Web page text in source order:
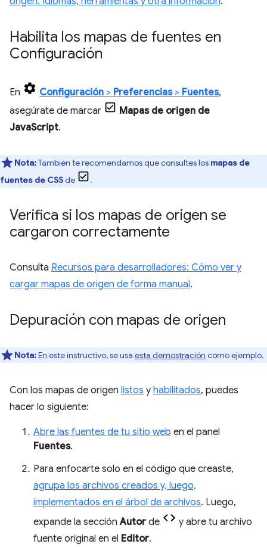
Habilita los mapas de fuentes en
Configuración
En Configuración > Preferencias> Fuentes,
asegúrate de marcar
Mapas de origen de
JavaScript.
Nota:También te recomendamos que consultes los mapas de
fuentes de CSSde .
Verifica si los mapas de origen se
cargaron correctamente
Consulta Recursos para desarrolladores: Cómo ver y
cargar mapas de origen de forma manual.
Depuración con mapas de origen
Nota:En este instructivo, se usa esta demostración como ejemplo.
Con los mapas de origen listos y habilitados, puedes
hacer lo siguiente:
Abre las fuentes de tu sitio web en el panel
Fuentes.
Para enfocarte solo en el código que creaste,
agrupa los archivos creados y, luego,
implementados en el árbol de archivos. Luego,
expande la secciónAutor de
y abre tu archivo
fuente original en el Editor.